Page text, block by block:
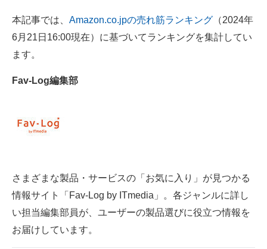
エネルギーの専門メディア
建設×テクノロジーの最前線
本記事では、 Amazon.co.jpの売れ筋ランキング （2024年
6月21日16:00現在）に基づいてランキングを集計してい
ます。
Fav-Log編集部
さまざまな製品・サービスの「お気に入り」が見つかる
情報サイト「Fav-Log by ITmedia」。各ジャンルに詳し
い担当編集部員が、ユーザーの製品選びに役立つ情報を
お届けしています。